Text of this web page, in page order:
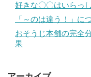
好きな〇〇はいらっ
「～のは違う！」に
おそうじ本舗の完全
果